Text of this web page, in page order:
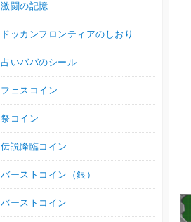
激闘の記憶
ドッカンフロンティアのしおり
占いババのシール
フェスコイン
祭コイン
伝説降臨コイン
バーストコイン（銀）
バーストコイン